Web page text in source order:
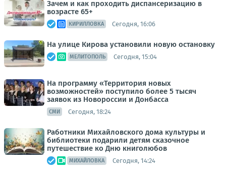
Зачем и как проходить диспансеризацию в
возрасте 65+
КИРИЛЛОВКА Сегодня, 16:06
На улице Кирова установили новую остановку
МЕЛИТОПОЛЬ Сегодня, 15:04
На программу «Территория новых
возможностей» поступило более 5 тысяч
заявок из Новороссии и Донбасса
СМИ Сегодня, 18:24
Работники Михайловского дома культуры и
библиотеки подарили детям сказочное
путешествие ко Дню книголюбов
МИХАЙЛОВКА Сегодня, 14:24